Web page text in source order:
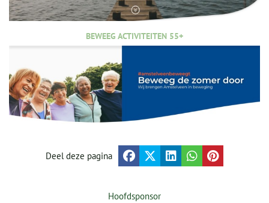
BEWEEG ACTIVITEITEN 55+
Deel deze pagina
Hoofdsponsor